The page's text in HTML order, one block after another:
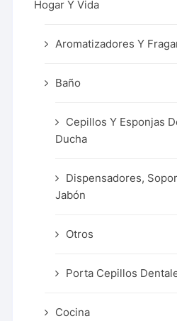
Hogar Y Vida
Aromatizadores Y
Baño
Cepillos Y Esponjas
Ducha
Dispensadores,
Jabón
Otros
Porta Cepillos
Cocina